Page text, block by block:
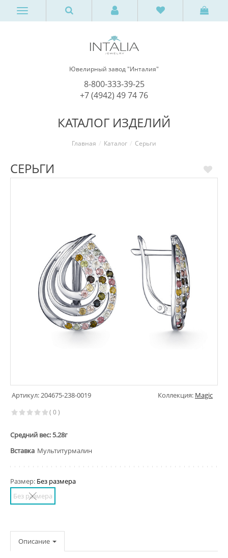
Ювелирный завод "Инталия"
8-800-333-39-25
+7 (4942) 49 74 76
КАТАЛОГ ИЗДЕЛИЙ
Главная Каталог Серьги
СЕРЬГИ
Артикул: 204675-238-0019 Коллекция: Magic
( 0 )
Средний вес: 5.28г
Вставка Мультитурмалин
Размер: Без размера
Без размера
Описание